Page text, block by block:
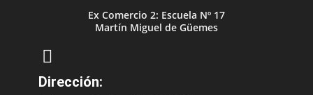
Ex Comercio 2: Escuela Nº 17
Martín Miguel de Güemes
Dirección: